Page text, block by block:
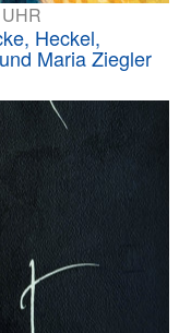
Heckel,
Maria Ziegler